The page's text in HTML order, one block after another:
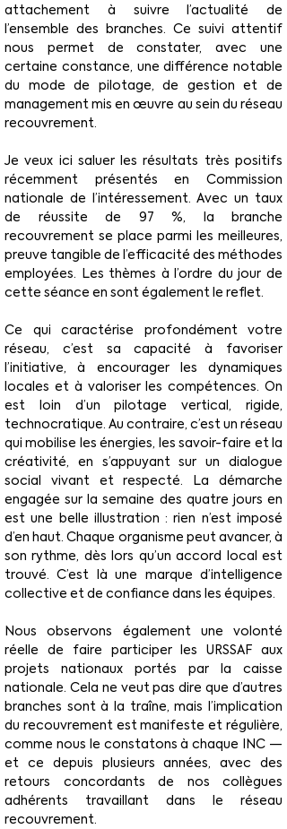
attachement à suivre l’actualité de
l’ensemble des branches. Ce suivi attentif
nous permet de constater, avec une
certaine constance, une différence notable
du mode de pilotage, de gestion et de
management mis en œuvre au sein du réseau
recouvrement.
Je veux ici saluer les résultats très positifs
récemment présentés en Commission
nationale de l’intéressement. Avec un taux
de réussite de 97 %, la branche
recouvrement se place parmi les meilleures,
preuve tangible de l’efficacité des méthodes
employées. Les thèmes à l’ordre du jour de
cette séance en sont également le reflet.
Ce qui caractérise profondément votre
réseau, c’est sa capacité à favoriser
l’initiative, à encourager les dynamiques
locales et à valoriser les compétences. On
est loin d’un pilotage vertical, rigide,
technocratique. Au contraire, c’est un réseau
qui mobilise les énergies, les savoir-faire et la
créativité, en s’appuyant sur un dialogue
social vivant et respecté. La démarche
engagée sur la semaine des quatre jours en
est une belle illustration : rien n’est imposé
d’en haut. Chaque organisme peut avancer, à
son rythme, dès lors qu’un accord local est
trouvé. C’est là une marque d’intelligence
collective et de confiance dans les équipes.
Nous observons également une volonté
réelle de faire participer les URSSAF aux
projets nationaux portés par la caisse
nationale. Cela ne veut pas dire que d’autres
branches sont à la traîne, mais l’implication
du recouvrement est manifeste et régulière,
comme nous le constatons à chaque INC —
et ce depuis plusieurs années, avec des
retours concordants de nos collègues
adhérents travaillant dans le réseau
recouvrement.